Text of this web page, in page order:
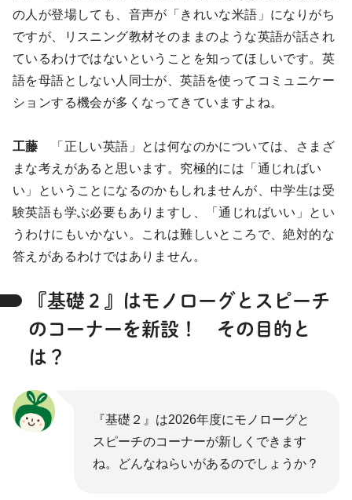
の人が登場しても、音声が「きれいな米語」になりがち
ですが、リスニング教材そのままのような英語が話され
ているわけではないということを知ってほしいです。英
語を母語としない人同士が、英語を使ってコミュニケー
ションする機会が多くなってきていますよね。
工藤 「正しい英語」とは何なのかについては、さまざ
まな考えがあると思います。究極的には「通じればい
い」ということになるのかもしれませんが、中学生は受
験英語も学ぶ必要もありますし、「通じればいい」とい
うわけにもいかない。これは難しいところで、絶対的な
答えがあるわけではありません。
『基礎２』はモノローグとスピーチ
のコーナーを新設！ その目的と
は？
『基礎２』は2026年度にモノローグと
スピーチのコーナーが新しくできます
ね。どんなねらいがあるのでしょうか？